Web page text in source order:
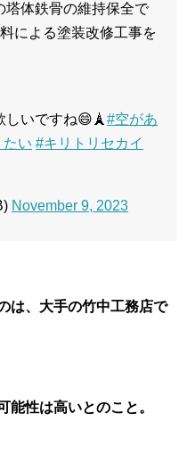
塔体鉄骨の維持保全で
による塗装改修工事を
いですね😄🗼 #空があ
い #キリトリセカイ
November 9, 2023
は、大手の竹中工務店で
能性は高いとのこと。